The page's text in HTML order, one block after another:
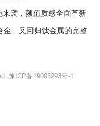
袭，颜值质感全面革新
金、又回归钛金属的完整
豫ICP备19003293号-1